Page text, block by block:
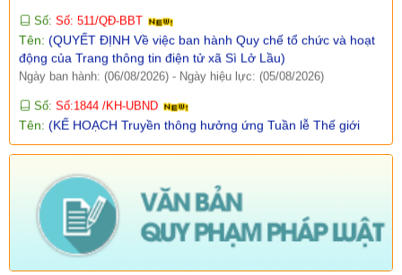
động của Trang thông tin điện tử xã Sì Lở Lầu)
Ngày ban hành: (06/08/2026) - Ngày hiệu lực: (05/08/2026)
Số:Số:1844 /KH-UBND
Nuôi con bằng sữa mẹ năm 2026)
Ngày ban hành: (05/08/2026) -Ngày hiệu lực: (05/08/2026)
(V/v rà soát đối tượng để thực hiện chính sách về đất đai
quy định tại Điều 16 và khoản 3 Điều 124 Luật Đất đai)
Ngày ban hành: (05/08/2026) - Ngày hiệu lực: (04/08/2026)